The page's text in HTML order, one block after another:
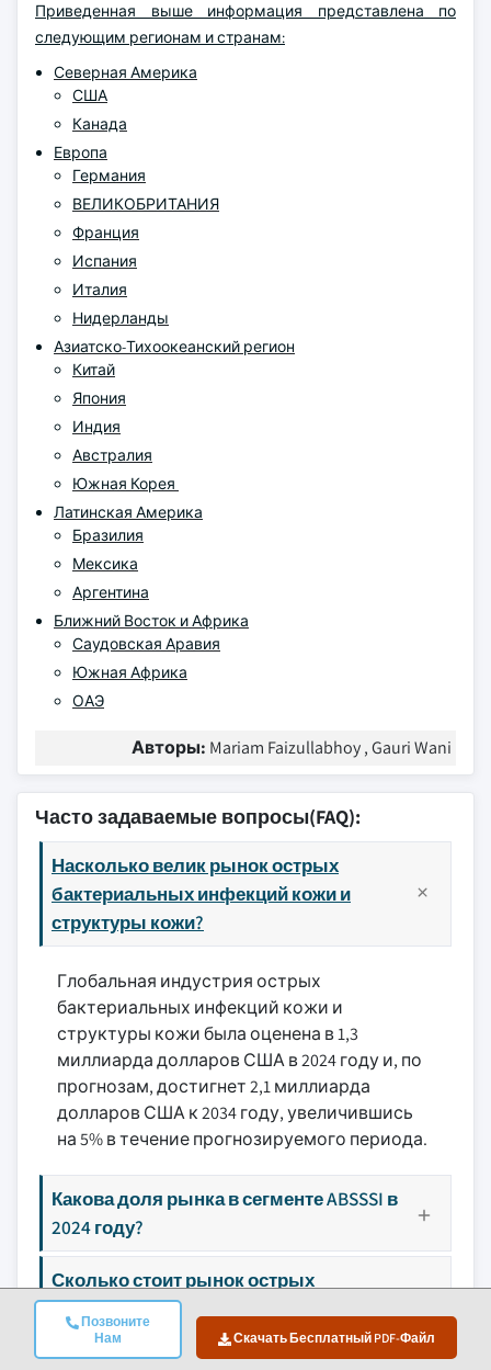
Позвоните
Нам
Скачать Бесплатный PDF-Файл
Приведенная выше информация представлена по
следующим регионам и странам:
Северная Америка
США
Канада
Европа
Германия
ВЕЛИКОБРИТАНИЯ
Франция
Испания
Италия
Нидерланды
Азиатско-Тихоокеанский регион
Китай
Япония
Индия
Австралия
Южная Корея
Латинская Америка
Бразилия
Мексика
Аргентина
Ближний Восток и Африка
Саудовская Аравия
Южная Африка
ОАЭ
Авторы: Mariam Faizullabhoy , Gauri Wani
Часто задаваемые вопросы(FAQ):
Насколько велик рынок острых
бактериальных инфекций кожи и
структуры кожи?
Глобальная индустрия острых
бактериальных инфекций кожи и
структуры кожи была оценена в 1,3
миллиарда долларов США в 2024 году и, по
прогнозам, достигнет 2,1 миллиарда
долларов США к 2034 году, увеличившись
на 5% в течение прогнозируемого периода.
Какова доля рынка в сегменте ABSSSI в
2024 году?
Сколько стоит рынок острых
бактериальных инфекций кожи в США
в 2024 году?